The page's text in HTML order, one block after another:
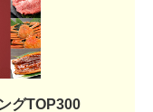
グTOP300